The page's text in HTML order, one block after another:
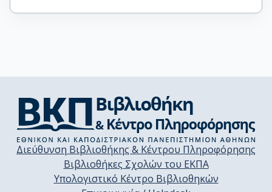
Διεύθυνση Βιβλιοθήκης & Κέντρου Πληροφόρησης
Βιβλιοθήκες Σχολών του ΕΚΠΑ
Υπολογιστικό Κέντρο Βιβλιοθηκών